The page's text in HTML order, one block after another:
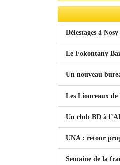
Délestages à
Le Fokontany
Un nouveau
Les Lionceaux
Un club BD à
UNA : retour
Semaine de la